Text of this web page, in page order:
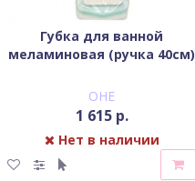
Губка для ванной
меламиновая (ручка 40см)
OHE
1 615 р.
Нет в наличии